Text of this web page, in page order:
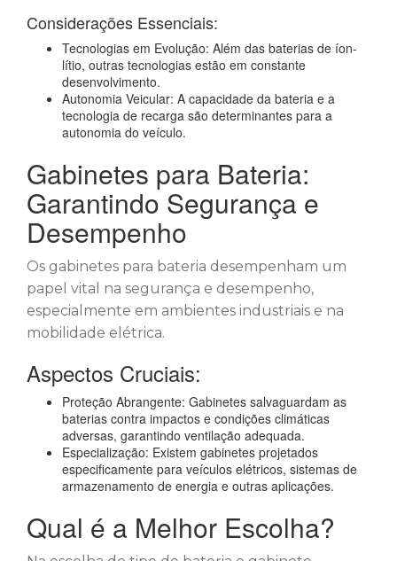
Considerações Essenciais:
Tecnologias em Evolução: Além das baterias de íon-
lítio, outras tecnologias estão em constante
desenvolvimento.
Autonomia Veicular: A capacidade da bateria e a
tecnologia de recarga são determinantes para a
autonomia do veículo.
Gabinetes para Bateria:
Garantindo Segurança e
Desempenho
Os gabinetes para bateria desempenham um
papel vital na segurança e desempenho,
especialmente em ambientes industriais e na
mobilidade elétrica.
Aspectos Cruciais:
Proteção Abrangente: Gabinetes salvaguardam as
baterias contra impactos e condições climáticas
adversas, garantindo ventilação adequada.
Especialização: Existem gabinetes projetados
especificamente para veículos elétricos, sistemas de
armazenamento de energia e outras aplicações.
Qual é a Melhor Escolha?